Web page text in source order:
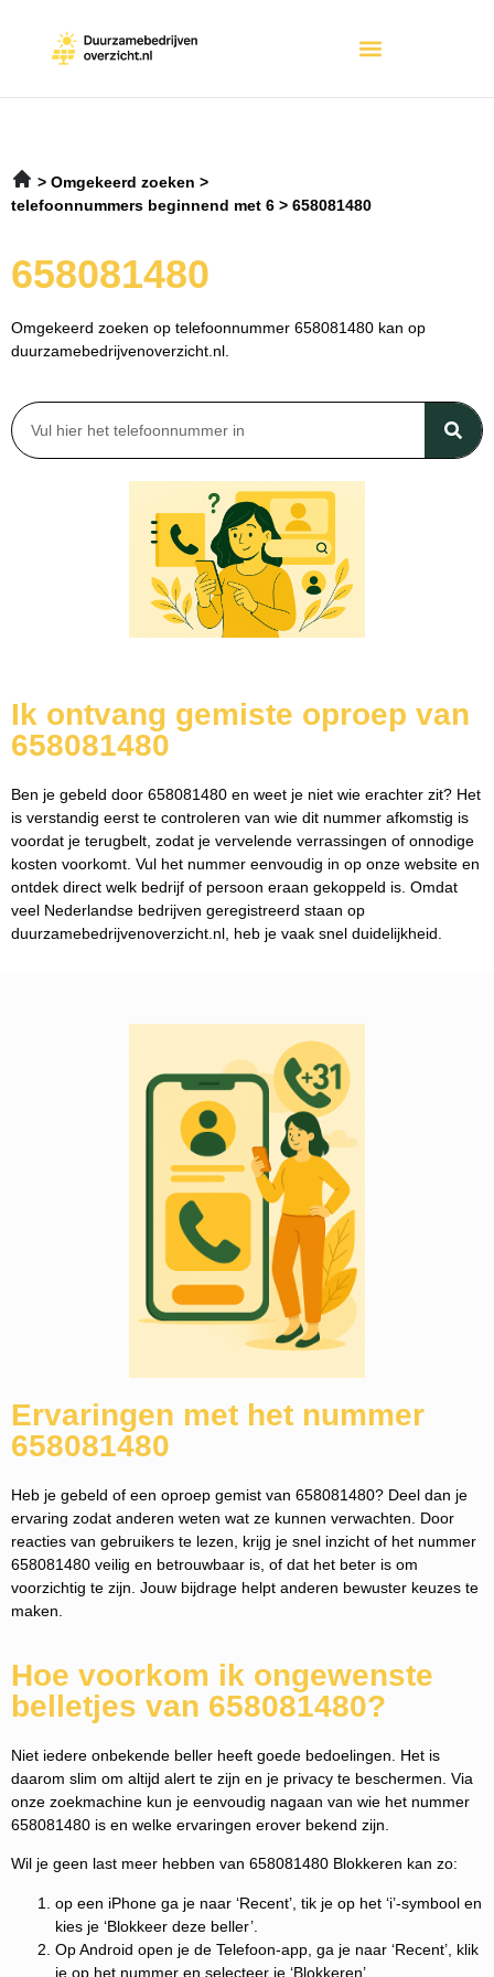
Omgekeerd zoeken
telefoonnummers beginnend met 6
658081480
658081480
Omgekeerd zoeken op telefoonnummer 658081480 kan op
duurzamebedrijvenoverzicht.nl.
Ik ontvang gemiste oproep van
658081480
Ben je gebeld door 658081480 en weet je niet wie erachter zit? Het
is verstandig eerst te controleren van wie dit nummer afkomstig is
voordat je terugbelt, zodat je vervelende verrassingen of onnodige
kosten voorkomt. Vul het nummer eenvoudig in op onze website en
ontdek direct welk bedrijf of persoon eraan gekoppeld is. Omdat
veel Nederlandse bedrijven geregistreerd staan op
duurzamebedrijvenoverzicht.nl, heb je vaak snel duidelijkheid.
Ervaringen met het nummer
658081480
Heb je gebeld of een oproep gemist van 658081480? Deel dan je
ervaring zodat anderen weten wat ze kunnen verwachten. Door
reacties van gebruikers te lezen, krijg je snel inzicht of het nummer
658081480 veilig en betrouwbaar is, of dat het beter is om
voorzichtig te zijn. Jouw bijdrage helpt anderen bewuster keuzes te
maken.
Hoe voorkom ik ongewenste
belletjes van 658081480?
Niet iedere onbekende beller heeft goede bedoelingen. Het is
daarom slim om altijd alert te zijn en je privacy te beschermen. Via
onze zoekmachine kun je eenvoudig nagaan van wie het nummer
658081480 is en welke ervaringen erover bekend zijn.
Wil je geen last meer hebben van 658081480 Blokkeren kan zo:
op een iPhone ga je naar ‘Recent’, tik je op het ‘i’-symbool en
kies je ‘Blokkeer deze beller’.
Op Android open je de Telefoon-app, ga je naar ‘Recent’, klik
je op het nummer en selecteer je ‘Blokkeren’.